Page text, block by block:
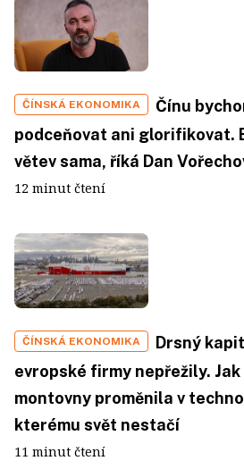
ČÍNSKÁ EKONOMIKA
Čínu
podceňovat ani glorifikovat.
větev sama, říká Dan
12 minut čtení
ČÍNSKÁ EKONOMIKA
Drsný
evropské firmy nepřežily. Jak
montovny proměnila v
kterému svět nestačí
11 minut čtení